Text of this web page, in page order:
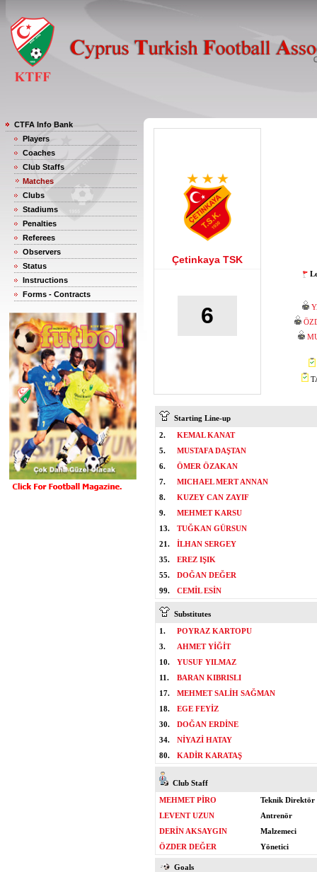
CTFA Info Bank
Players
Coaches
Club Staffs
Matches
Clubs
Stadiums
Penalties
Referees
Observers
Status
Instructions
Forms - Contracts
Çetinkaya TSK
6
Starting Line-up
2.
KEMAL KANAT
5.
MUSTAFA DAŞTAN
6.
ÖMER ÖZAKAN
7.
MICHAEL MERT ANNAN
8.
KUZEY CAN ZAYIF
9.
MEHMET KARSU
13.
TUĞKAN GÜRSUN
21.
İLHAN SERGEY
35.
EREZ IŞIK
55.
DOĞAN DEĞER
99.
CEMİL ESİN
Substitutes
1.
POYRAZ KARTOPU
3.
AHMET YİĞİT
10.
YUSUF YILMAZ
11.
BARAN KIBRISLI
17.
MEHMET SALİH SAĞMAN
18.
EGE FEYİZ
30.
DOĞAN ERDİNE
34.
NİYAZİ HATAY
80.
KADİR KARATAŞ
Club Staff
MEHMET PİRO
Teknik Direktör
LEVENT UZUN
Antrenör
DERİN AKSAYGIN
Malzemeci
ÖZDER DEĞER
Yönetici
Goals